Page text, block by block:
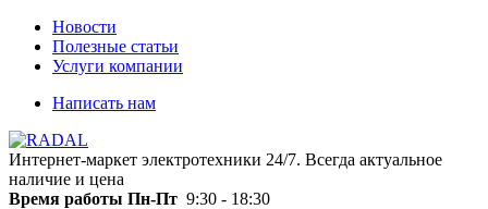
Новости
Полезные статьи
Услуги компании
Написать нам
Интернет-маркет электротехники 24/7. Всегда актуальное
наличие и цена
Время работы Пн-Пт 9:30 - 18:30